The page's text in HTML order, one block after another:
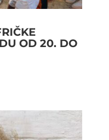
OD 20. DO